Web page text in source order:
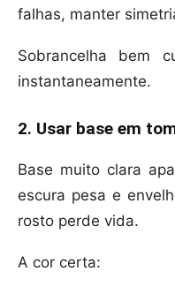
falhas, manter
Sobrancelha bem
instantaneamente.
2. Usar base em
Base muito clara
escura pesa e
rosto perde vida.
A cor certa: